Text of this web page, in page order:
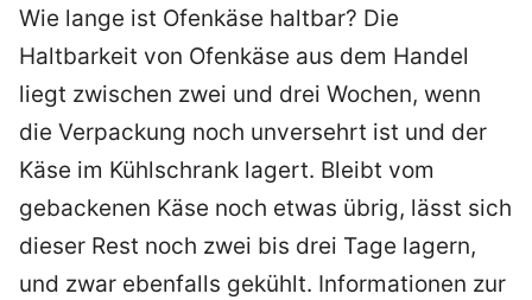
Wie lange ist Ofenkäse haltbar? Die
Haltbarkeit von Ofenkäse aus dem Handel
liegt zwischen zwei und drei Wochen, wenn
die Verpackung noch unversehrt ist und der
Käse im Kühlschrank lagert. Bleibt vom
gebackenen Käse noch etwas übrig, lässt sich
dieser Rest noch zwei bis drei Tage lagern,
und zwar ebenfalls gekühlt. Informationen zur